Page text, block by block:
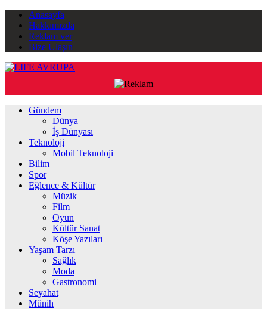
Anasayfa
Hakkımızda
Reklam ver
Bize Ulaşın
Gündem
Dünya
İş Dünyası
Teknoloji
Mobil Teknoloji
Bilim
Spor
Eğlence & Kültür
Müzik
Film
Oyun
Kültür Sanat
Köşe Yazıları
Yaşam Tarzı
Sağlık
Moda
Gastronomi
Seyahat
Münih